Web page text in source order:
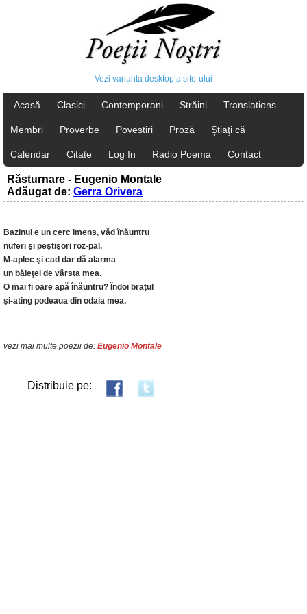
Vezi varianta desktop a site-ului
Acasă Clasici Contemporani Străini Translations
Membri Proverbe Povestiri Proză Ştiaţi că
Calendar Citate Log In Radio Poema Contact
Răsturnare - Eugenio Montale
Adăugat de: Gerra Orivera
Bazinul e un cerc imens, văd înăuntru
nuferi şi peştişori roz-pal.
M-aplec şi cad dar dă alarma
un băieţei de vârsta mea.
O mai fi oare apă înăuntru? Îndoi braţul
şi-ating podeaua din odaia mea.
vezi mai multe poezii de: Eugenio Montale
Distribuie pe: